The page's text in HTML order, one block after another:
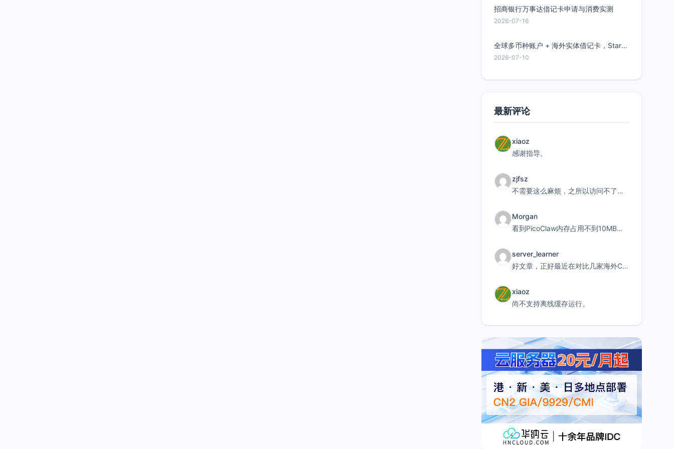
招商银行万事达借记卡申请与消费实测
2026-07-16
全球多币种账户 + 海外实体借记卡，Starryblu开户教程与注意事项
2026-07-10
最新评论
xiaoz
感谢指导。
zjfsz
不需要这么麻烦，之所以访问不了，是由于非对称路由的问题，在爱快主路由添加一条静态路由192.168.
Morgan
看到PicoClaw内存占用不到10MB这个数据真的很惊喜，确实很适合我这种想用旧设备折腾AI的小白
server_learner
好文章，正好最近在对比几家海外CDN。文中提到CF免费版不支持自定义回源端口和HOST这个痛点太真实
xiaoz
尚不支持离线缓存运行。